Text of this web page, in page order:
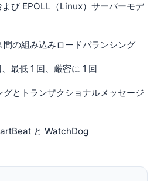
び EPOLL（Linux）サーバーモデ
の組み込みロードバランシング
最低 1 回、厳密に 1 回
グとトランザクショナルメッセージ
と WatchDog